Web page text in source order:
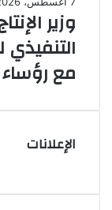
وزير
مع
الإعلانات